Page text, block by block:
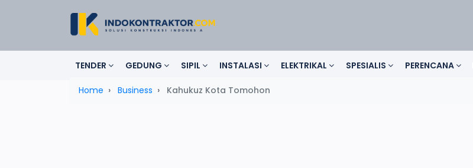
TENDER GEDUNG SIPIL INSTALASI ELEKTRIKAL SPESIALIS PERENCANA
Home Business Kahukuz Kota Tomohon